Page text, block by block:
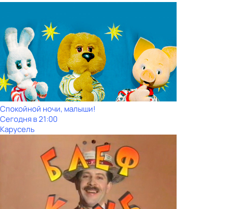
Спокойной ночи, малыши!
Сегодня в 21:00
Карусель